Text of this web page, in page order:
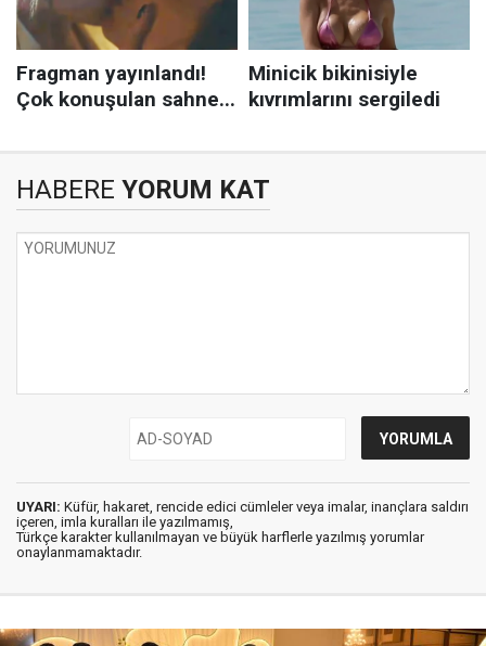
HABERE YORUM KAT
UYARI: Küfür, hakaret, rencide edici cümleler veya imalar, inançlara saldırı
içeren, imla kuralları ile yazılmamış,
Türkçe karakter kullanılmayan ve büyük harflerle yazılmış yorumlar
onaylanmamaktadır.